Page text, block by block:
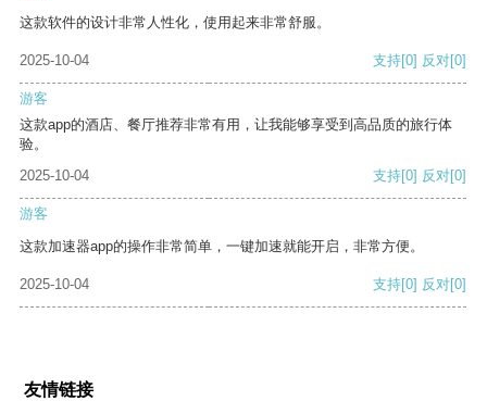
这款软件的设计非常人性化，使用起来非常舒服。
2025-10-04 支持[0] 反对[0]
游客
这款app的酒店、餐厅推荐非常有用，让我能够享受到高品质的旅行体
验。
2025-10-04
支持[0] 反对[0]
游客
这款加速器app的操作非常简单，一键加速就能开启，非常方便。
2025-10-04 支持[0] 反对[0]
友情链接